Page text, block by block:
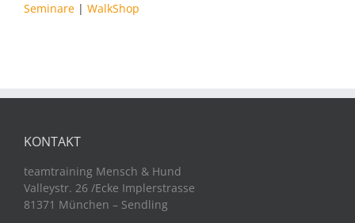
Seminare | WalkShop
KONTAKT
teamtraining Mensch & Hund
Valleystr. 26 /Ecke Implerstrasse
81371 München – Sendling